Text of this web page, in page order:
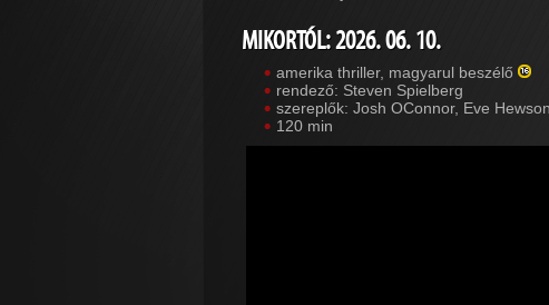
MIKORTÓL: 2026. 06. 10.
amerika thriller, magyarul beszélő
rendező: Steven Spielberg
szereplők: Josh OConnor, Eve
120 min